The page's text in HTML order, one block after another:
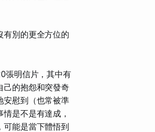
有別的更全方位的
張明信片，其中有
己的抱怨和突發奇
安慰到（也常被準
是不是有達成，
能是當下體悟到